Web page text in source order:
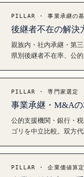
PILLAR · 事業承継の
後継者不在の解
親族内・社内承継・第
県別後継者不在率、公
PILLAR · 専門家選定
事業承継・M&A
公的支援機関・銀行・
ゴリを中立比較。双方
PILLAR · 企業価値算定